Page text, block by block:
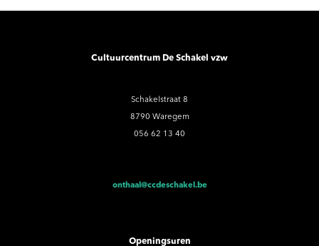
Cultuurcentrum De Schakel vzw
Schakelstraat 8
8790 Waregem
056 62 13 40
onthaal@ccdeschakel.be
Openingsuren